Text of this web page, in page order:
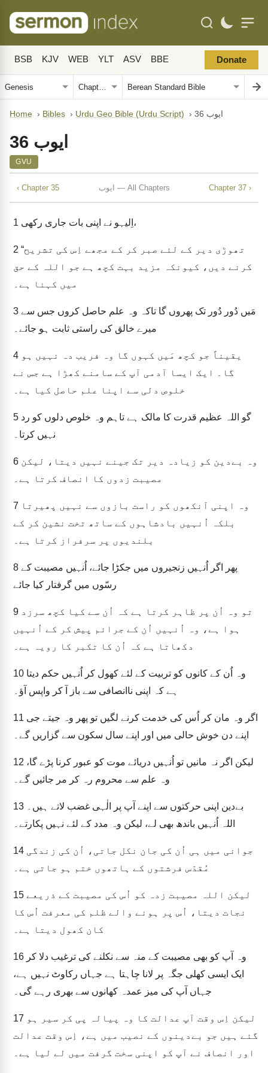
BSB KJV WEB YLT ASV BBE Donate
Home › Bibles › Urdu Geo Bible (Urdu Script) › ایوب 36
ایوب 36
GVU
‹ Chapter 35 ایوب — All Chapters Chapter 37 ›
1 اِلیہو نے اپنی بات جاری رکھی،
2 “تھوڑی دیر کے لئے صبر کر کے مجھے اِس کی تشریح
کرنے دیں، کیونکہ مزید بہت کچھ ہے جو اللہ کے حق
میں کہنا ہے۔
3
میرے خالق کی راستی ثابت ہو جائے۔
4
گا۔ ایک ایسا آدمی آپ کے سامنے کھڑا ہے جس نے
خلوص دلی سے اپنا علم حاصل کیا ہے۔
5
نہیں کرتا۔
6
مصیبت زدوں کا انصاف کرتا ہے۔
7
بلکہ اُنہیں بادشاہوں کے ساتھ تخت نشین کر کے
بلندیوں پر سرفراز کرتا ہے۔
8
رسّوں میں گرفتار کیا جائے
9
ہوا ہے، وہ اُنہیں اُن کے جرائم پیش کر کے اُنہیں
دکھاتا ہے کہ اُن کا تکبر کا رویہ ہے۔
10
ہے کہ اپنی ناانصافی سے باز آ کر واپس آؤ۔
11
اپنے دن خوش حالی میں اور اپنے سال سکون سے گزاریں گے۔
12
وہ علم سے محروم رہ کر مر جائیں گے۔
13
اللہ اُنہیں باندھ بھی لے، لیکن وہ مدد کے لئے نہیں پکارتے۔
14
مُقدّس فرشتوں کے ہاتھوں ختم ہو جاتی ہے۔
15
نجات دیتا، اُس پر ہونے والے ظلم کی معرفت اُس کا
کان کھول دیتا ہے۔
16
ایک ایسی کھلی جگہ پر لانا چاہتا ہے جہاں رکاوٹ نہیں ہے،
جہاں آپ کی میز عمدہ کھانوں سے بھری رہے گی۔
17
گئے ہیں جو بےدینوں کے نصیب میں ہے، اِس وقت عدالت
اور انصاف نے آپ کو اپنی سخت گرفت میں لے لیا ہے۔